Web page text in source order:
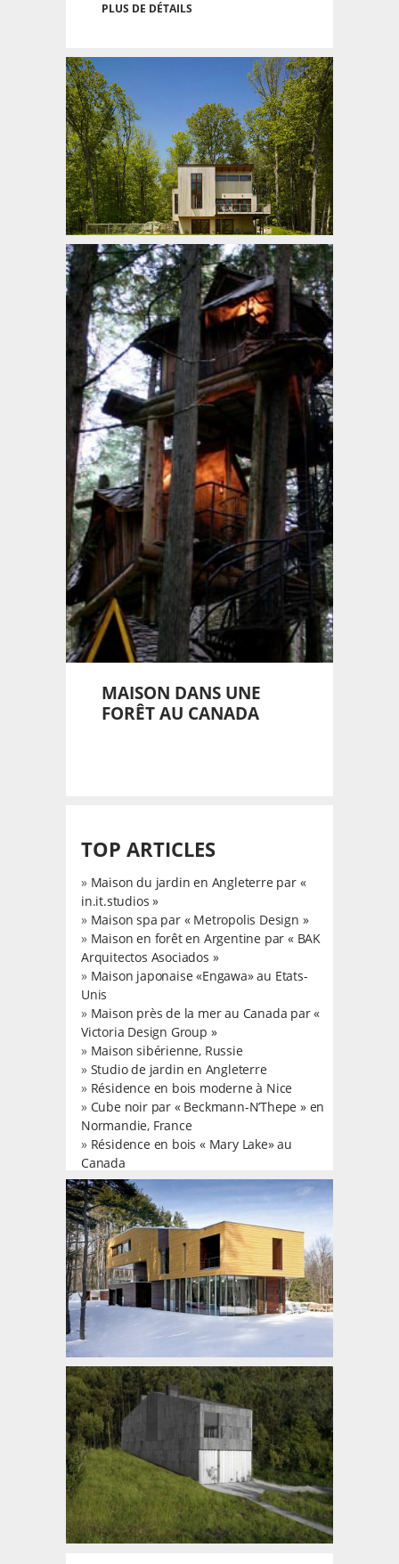
PLUS DE DÉTAILS
MAISON DANS UNE
FORÊT AU CANADA
TOP ARTICLES
» Maison du jardin en Angleterre par «
in.it.studios »
» Maison spa par « Metropolis Design »
» Maison en forêt en Argentine par « BAK
Arquitectos Asociados »
» Maison japonaise «Engawa» au Etats-
Unis
» Maison près de la mer au Canada par «
Victoria Design Group »
» Maison sibérienne, Russie
» Studio de jardin en Angleterre
» Résidence en bois moderne à Nice
» Cube noir par « Beckmann-N’Thepe » en
Normandie, France
» Résidence en bois « Mary Lake» au
Canada